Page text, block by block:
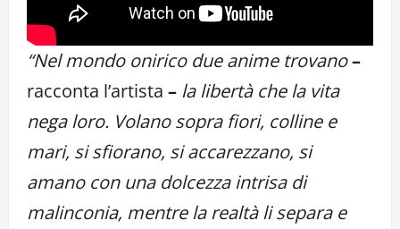
“Nel mondo onirico due anime trovano–
racconta l’artista – la libertà che la vita
nega loro. Volano sopra fiori, colline e
mari, si sfiorano, si accarezzano, si
amano con una dolcezza intrisa di
malinconia, mentre la realtà li separa e